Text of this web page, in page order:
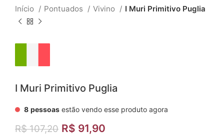
Início Pontuados Vivino I Muri Primitivo Puglia
I Muri Primitivo Puglia
8 pessoas estão vendo esse produto agora
R$107,20 R$ 91,90